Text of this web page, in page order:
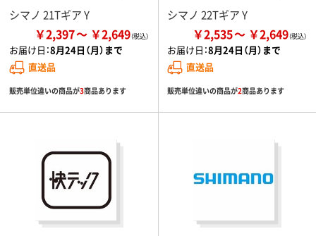
シマノ 21Tギア Y
￥2,397 ￥2,649
お届け日：8月24日（月）まで
直送品
販売単位違いの商品が3商品あります
シマノ 22Tギア Y
￥2,535 ￥2,649
お届け日：8月24日（月）まで
直送品
販売単位違いの商品が2商品あります